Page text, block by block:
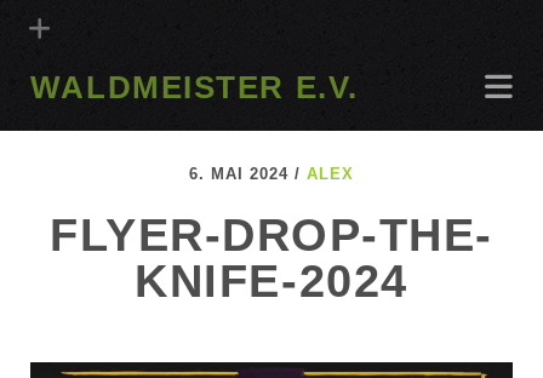
WALDMEISTER E.V.
6. MAI 2024 /ALEX
FLYER-DROP-THE-
KNIFE-2024